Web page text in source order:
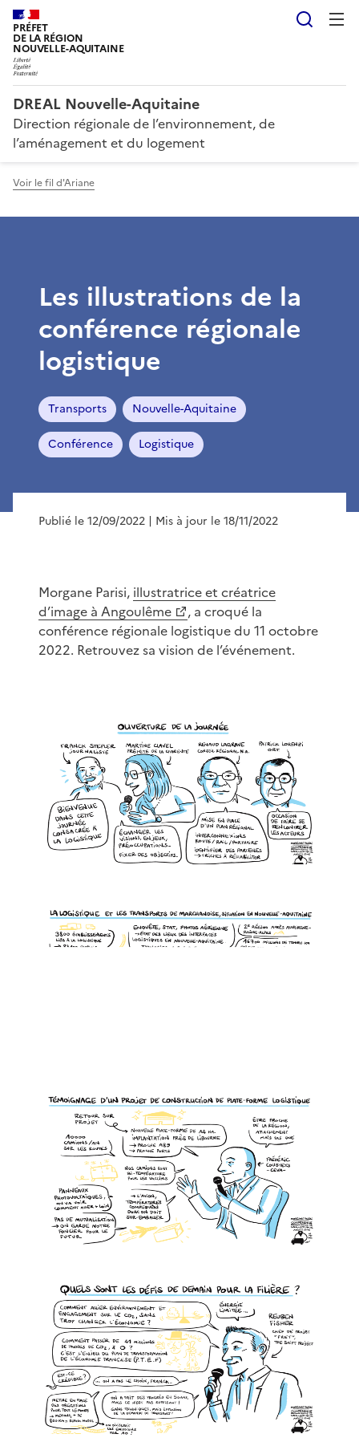
PRÉFET
DE LA RÉGION
NOUVELLE-AQUITAINE
DREAL Nouvelle-Aquitaine
Direction régionale de l’environnement, de
l’aménagement et du logement
Voir le fil d'Ariane
Les illustrations de la
conférence régionale
logistique
Transports Nouvelle-Aquitaine
Conférence Logistique
Publié le 12/09/2022 | Mis à jour le 18/11/2022
Morgane Parisi, illustratrice et créatrice
d’image à Angoulême
, a croqué la
conférence régionale logistique du 11 octobre
2022. Retrouvez sa vision de l’événement.